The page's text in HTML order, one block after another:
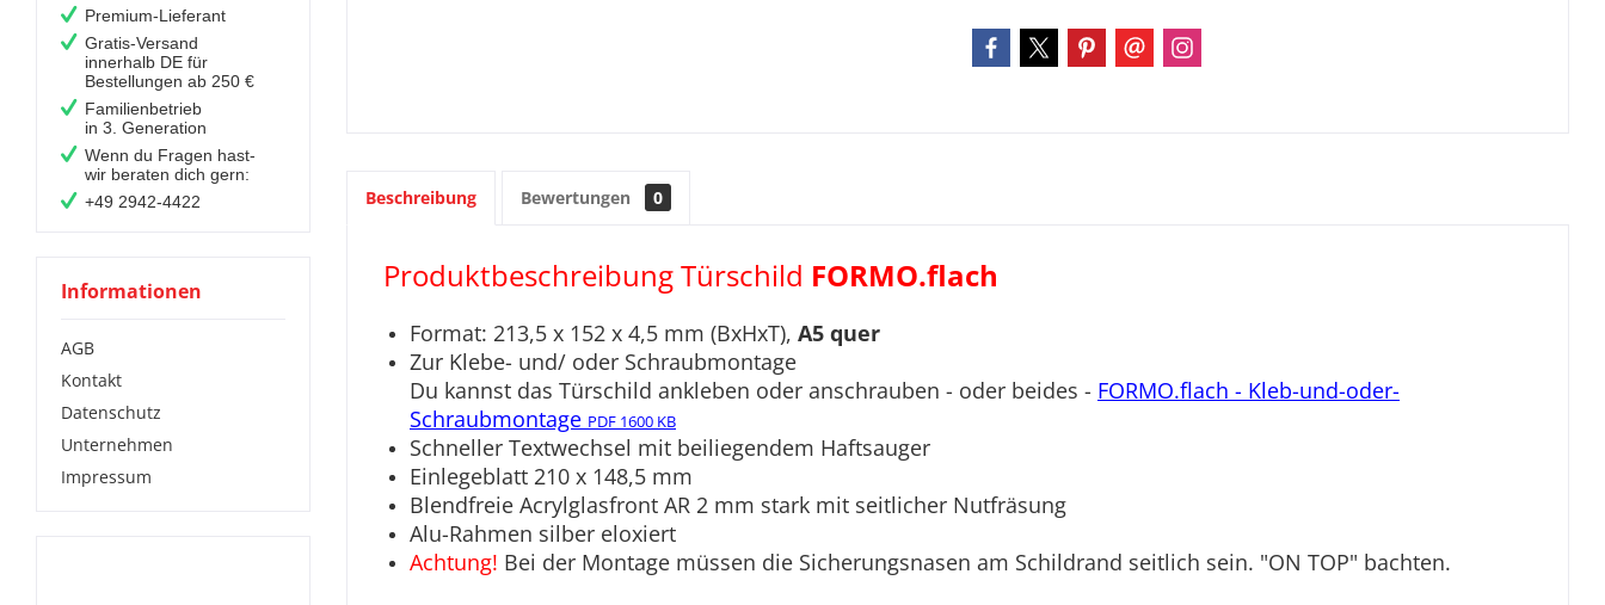
Premium-Lieferant
Gratis-Versand
innerhalb DE für
Bestellungen ab 250 €
Familienbetrieb
in 3. Generation
Wenn du Fragen hast-
wir beraten dich gern:
+49 2942-4422
Informationen
AGB
Kontakt
Datenschutz
Unternehmen
Impressum
Beschreibung Bewertungen 0
Produktbeschreibung Türschild FORMO.flach
Format: 213,5 x 152 x 4,5 mm (BxHxT), A5 quer
Zur Klebe- und/ oder Schraubmontage
Du kannst das Türschild ankleben oder anschrauben - oder beides - FORMO.flach - Kleb-und-oder-
Schraubmontage PDF 1600 KB
Schneller Textwechsel mit beiliegendem Haftsauger
Einlegeblatt 210 x 148,5 mm
Blendfreie Acrylglasfront AR 2 mm stark mit seitlicher Nutfräsung
Alu-Rahmen silber eloxiert
Achtung! Bei der Montage müssen die Sicherungsnasen am Schildrand seitlich sein. "ON TOP" bachten.